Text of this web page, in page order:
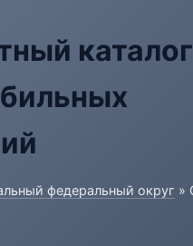
каталог
федеральный округ »